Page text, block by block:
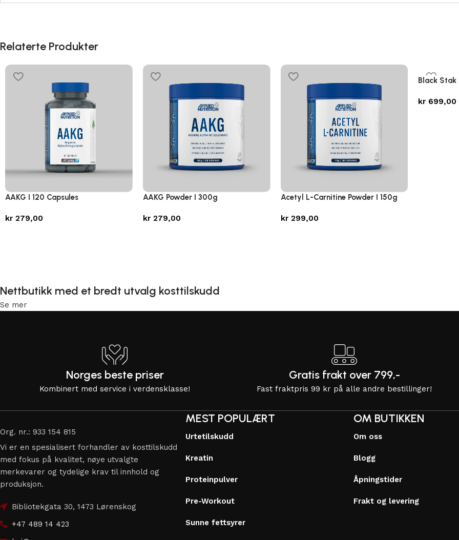
Relaterte Produkter
AAKG I 120 Capsules
kr 279,00
AAKG Powder I 300g
kr279,00
Acetyl L-Carnitine Powder I 150g
kr299,00
Black Stak
kr 699,00
Nettbutikk med et bredt utvalg kosttilskudd
Se mer
Norges beste priser
Kombinert med service i verdensklasse!
Gratis frakt over 799,-
Fast fraktpris 99 kr på alle andre bestillinger!
Org. nr.: 933 154 815
Vi er en spesialisert forhandler av kosttilskudd
med fokus på kvalitet, nøye utvalgte
merkevarer og tydelige krav til innhold og
produksjon.
Bibliotekgata 30, 1473 Lørenskog
+47 489 14 423
MEST POPULÆRT
Urtetilskudd
Kreatin
Proteinpulver
Pre-Workout
Sunne fettsyrer
OM BUTIKKEN
Om oss
Blogg
Åpningstider
Frakt og levering